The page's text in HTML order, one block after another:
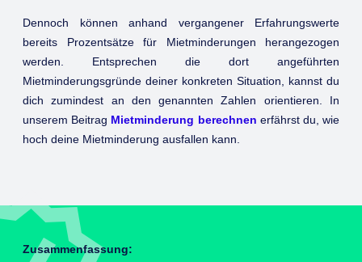
Dennoch können anhand vergangener Erfahrungswerte
bereits Prozentsätze für Mietminderungen herangezogen
werden. Entsprechen die dort angeführten
Mietminderungsgründe deiner konkreten Situation, kannst du
dich zumindest an den genannten Zahlen orientieren. In
unserem Beitrag Mietminderung berechnen erfährst du, wie
hoch deine Mietminderung ausfallen kann.
Zusammenfassung: